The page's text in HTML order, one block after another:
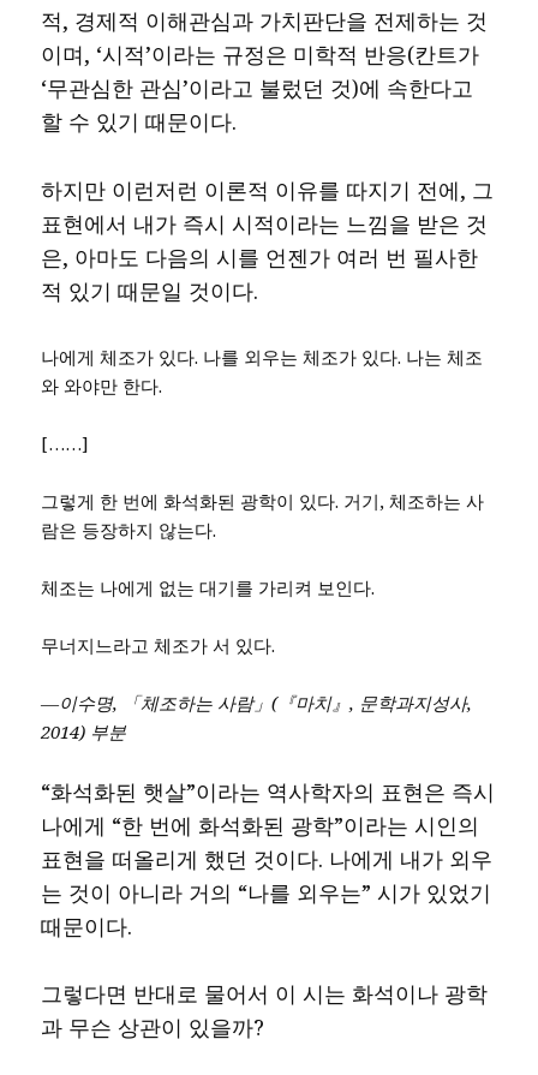
적, 경제적 이해관심과 가치판단을 전제하는 것
이며, ‘시적’이라는 규정은 미학적 반응(칸트가
‘무관심한 관심’이라고 불렀던 것)에 속한다고
할 수 있기 때문이다.
하지만 이런저런 이론적 이유를 따지기 전에, 그
표현에서 내가 즉시 시적이라는 느낌을 받은 것
은, 아마도 다음의 시를 언젠가 여러 번 필사한
적 있기 때문일 것이다.
나에게 체조가 있다. 나를 외우는 체조가 있다. 나는 체조
와 와야만 한다.
[……]
그렇게 한 번에 화석화된 광학이 있다. 거기, 체조하는 사
람은 등장하지 않는다.
체조는 나에게 없는 대기를 가리켜 보인다.
무너지느라고 체조가 서 있다.
―이수명, 「체조하는 사람」(『마치』, 문학과지성사,
2014) 부분
“화석화된 햇살”이라는 역사학자의 표현은 즉시
나에게 “한 번에 화석화된 광학”이라는 시인의
표현을 떠올리게 했던 것이다. 나에게 내가 외우
는 것이 아니라 거의 “나를 외우는” 시가 있었기
때문이다.
그렇다면 반대로 물어서 이 시는 화석이나 광학
과 무슨 상관이 있을까?